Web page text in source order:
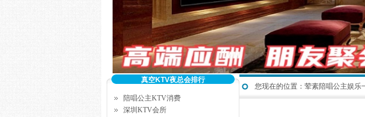
您现在的位置： 荤素陪唱公主娱乐
真空KTV夜总会排行
陪唱公主KTV消费
深圳KTV会所